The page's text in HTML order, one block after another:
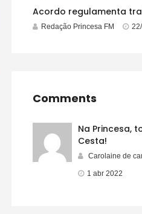
Redação Princesa FM
Comments
Na Princesa,
Cesta!
Carolaine de
1 abr 2022